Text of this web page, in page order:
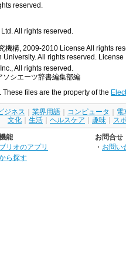
reserved.
All rights reserved.
機構, 2009-2010 License All rights
All rights reserved. License
All rights reserved.
ソシエーツ辞書編集部編
files are the property of the
ジネス 業界用語 コンピュータ 電
文化
生活 ヘルスケア 趣味 ス
能
リオのアプリ
ら探す
お問合せ
・ お問い